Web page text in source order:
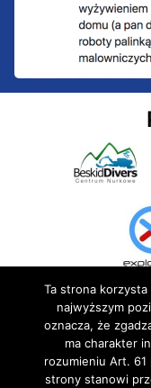
© 2020 BluEmu
Ta strona korzysta
najwyższym
oznacza, że
ma charakter
rozumieniu Art. 61
strony stanowi